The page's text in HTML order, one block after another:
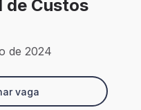
de Custos
de 2024
vaga